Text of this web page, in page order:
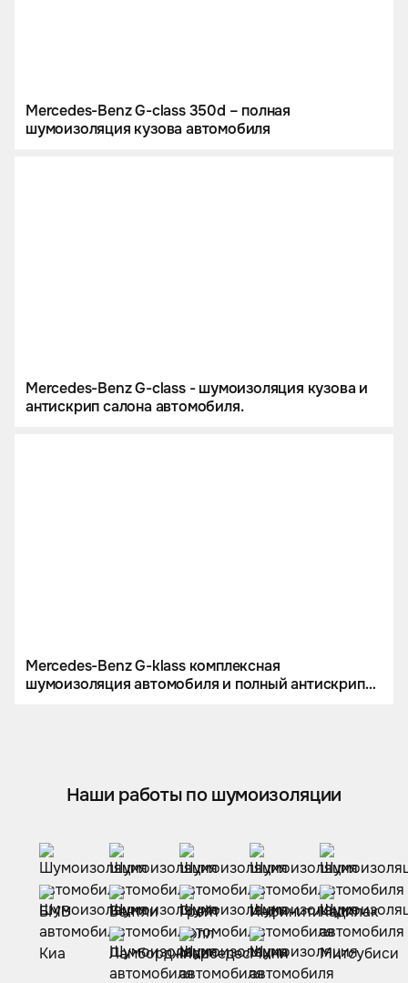
Mercedes-Benz G-class 350d – полная
шумоизоляция кузова автомобиля
Mercedes-Benz G-class - шумоизоляция кузова и
антискрип салона автомобиля.
Mercedes-Benz G-klass комплексная
шумоизоляция автомобиля и полный антискрип
Наши работы по шумоизоляции